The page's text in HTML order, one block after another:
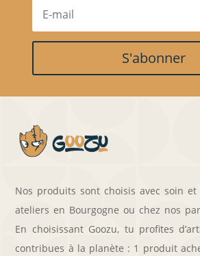
S'abonner
Nos produits sont choisis avec soin
ateliers en Bourgogne ou chez nos
En choisissant Goozu, tu profites
contribues à la planète : 1 produit